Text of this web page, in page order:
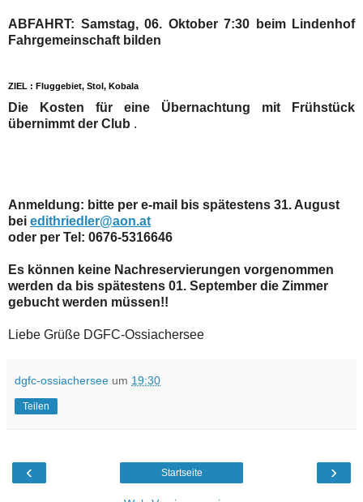
ABFAHRT: Samstag, 06. Oktober 7:30 beim Lindenhof
Fahrgemeinschaft bilden
ZIEL : Fluggebiet, Stol, Kobala
Die Kosten für eine Übernachtung mit Frühstück
übernimmt der Club .
Anmeldung: bitte per e-mail bis spätestens 31. August
bei edithriedler@aon.at
oder per Tel: 0676-5316646
Es können keine Nachreservierungen vorgenommen
werden da bis spätestens 01. September die Zimmer
gebucht werden müssen!!
Liebe Grüße DGFC-Ossiachersee
dgfc-ossiachersee um 19:30
Teilen
‹ ›
Startseite